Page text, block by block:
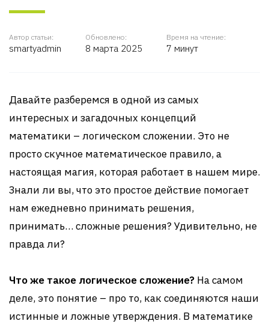
Автор статьи:
smartyadmin
Обновлено:
8 марта 2025
Время на чтение:
7 минут
Давайте разберемся в одной из самых
интересных и загадочных концепций
математики – логическом сложении. Это не
просто скучное математическое правило, а
настоящая магия, которая работает в нашем мире.
Знали ли вы, что это простое действие помогает
нам ежедневно принимать решения,
принимать… сложные решения? Удивительно, не
правда ли?
Что же такое логическое сложение? На самом
деле, это понятие – про то, как соединяются наши
истинные и ложные утверждения. В математике